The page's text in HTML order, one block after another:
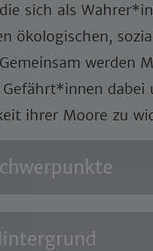
sich als
ökologischen,
werden
dabei
ihrer Moore zu